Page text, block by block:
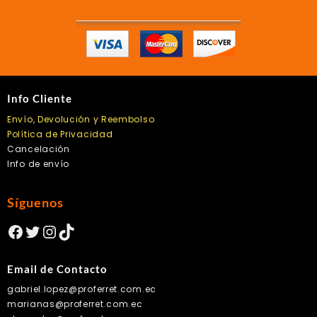
Info Cliente
Envío, Devolución y Reembolso
Política de Privacidad
Cancelación
Info de envío
Síguenos
Facebook
Twitter
Instagram
TikTok
Email de Contacto
gabriel.lopez@proferret.com.ec
marianas@proferret.com.ec